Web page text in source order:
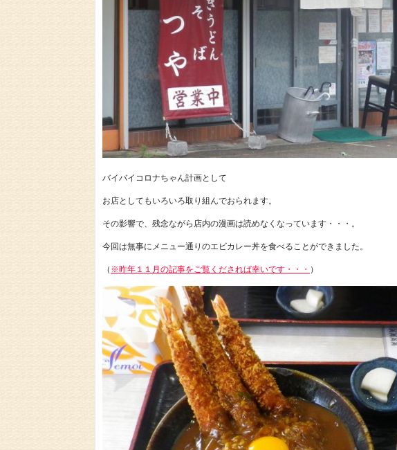
バイバイコロナちゃん計画として
お店としてもいろいろ取り組んでおられます。
その影響で、残念ながら店内の漫画は読めなくなっています・・・。
今回は無事にメニュー通りのエビカレー丼を食べることができました。
（ ※昨年１１月の記事をご覧くだされば幸いです・・・ ）